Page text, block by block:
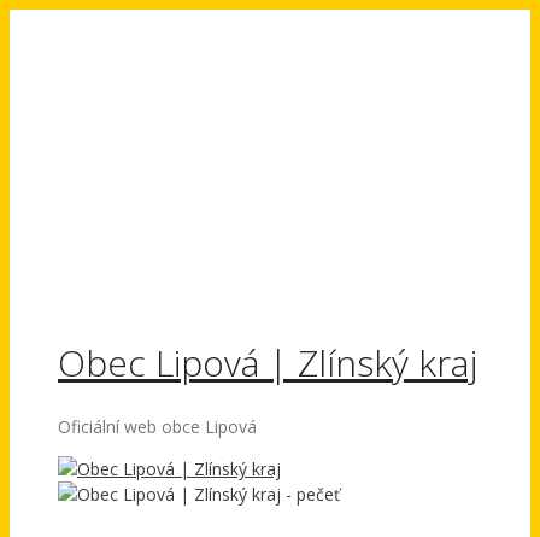
Obec Lipová | Zlínský kraj
Oficiální web obce Lipová